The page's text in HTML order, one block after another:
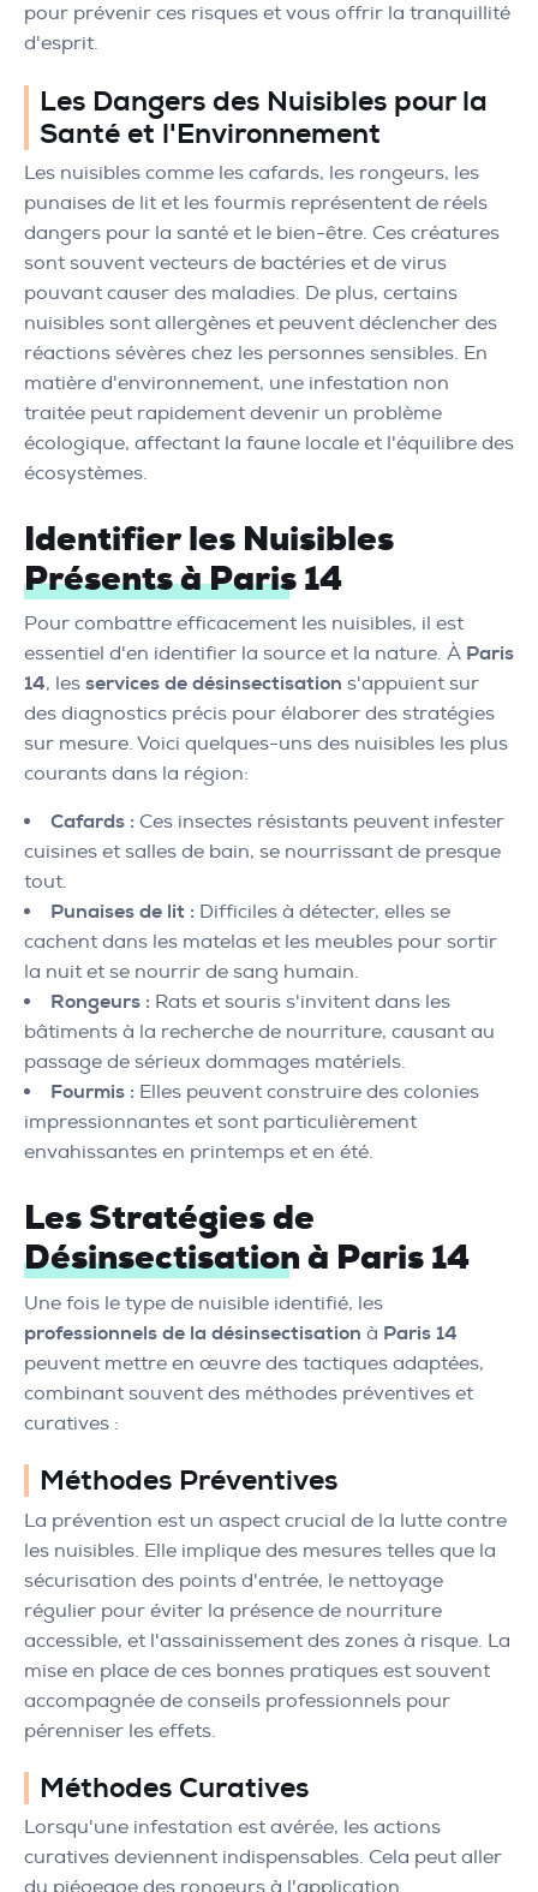
pour prévenir ces risques et vous offrir la tranquillité
d'esprit.
Les Dangers des Nuisibles pour la
Santé et l'Environnement
Les nuisibles comme les cafards, les rongeurs, les
punaises de lit et les fourmis représentent de réels
dangers pour la santé et le bien-être. Ces créatures
sont souvent vecteurs de bactéries et de virus
pouvant causer des maladies. De plus, certains
nuisibles sont allergènes et peuvent déclencher des
réactions sévères chez les personnes sensibles. En
matière d'environnement, une infestation non
traitée peut rapidement devenir un problème
écologique, affectant la faune locale et l'équilibre des
écosystèmes.
Identifier les Nuisibles
Présents à Paris 14
Pour combattre efficacement les nuisibles, il est
essentiel d'en identifier la source et la nature. À Paris
14, les services de désinsectisation s'appuient sur
des diagnostics précis pour élaborer des stratégies
sur mesure. Voici quelques-uns des nuisibles les plus
courants dans la région:
Cafards : Ces insectes résistants peuvent infester
cuisines et salles de bain, se nourrissant de presque
tout.
Punaises de lit : Difficiles à détecter, elles se
cachent dans les matelas et les meubles pour sortir
la nuit et se nourrir de sang humain.
Rongeurs : Rats et souris s'invitent dans les
bâtiments à la recherche de nourriture, causant au
passage de sérieux dommages matériels.
Fourmis : Elles peuvent construire des colonies
impressionnantes et sont particulièrement
envahissantes en printemps et en été.
Les Stratégies de
Désinsectisation à Paris 14
Une fois le type de nuisible identifié, les
professionnels de la désinsectisation à Paris 14
peuvent mettre en œuvre des tactiques adaptées,
combinant souvent des méthodes préventives et
curatives :
Méthodes Préventives
La prévention est un aspect crucial de la lutte contre
les nuisibles. Elle implique des mesures telles que la
sécurisation des points d'entrée, le nettoyage
régulier pour éviter la présence de nourriture
accessible, et l'assainissement des zones à risque. La
mise en place de ces bonnes pratiques est souvent
accompagnée de conseils professionnels pour
pérenniser les effets.
Méthodes Curatives
Lorsqu'une infestation est avérée, les actions
curatives deviennent indispensables. Cela peut aller